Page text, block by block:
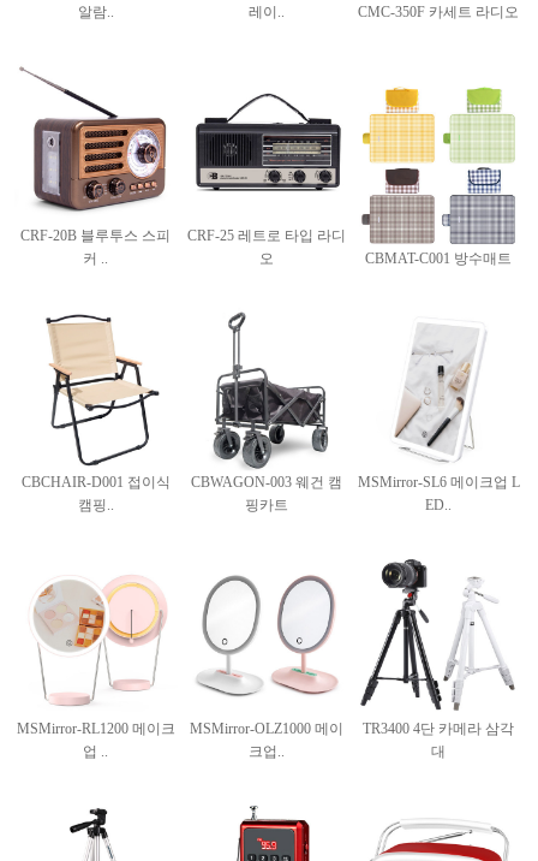
알람..
레이..
CMC-350F 카세트 라디오
CRF-20B 블루투스 스피
커 ..
CRF-25 레트로 타입 라디
오
CBMAT-C001 방수매트
CBCHAIR-D001 접이식
캠핑..
CBWAGON-003 웨건 캠
핑카트
MSMirror-SL6 메이크업 L
ED..
MSMirror-RL1200 메이크
업 ..
MSMirror-OLZ1000 메이
크업..
TR3400 4단 카메라 삼각
대